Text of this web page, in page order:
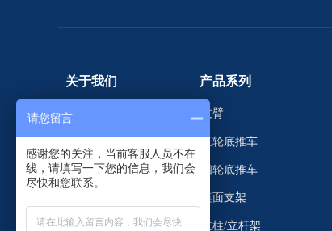
关于我们
服务支持
联系我们
关于我们 产品系列
支臂
五轮底推车
四轮底推车
桌面支架
立柱/立杆架
请您留言
感谢您的关注，当前客服人员不在
线，请填写一下您的信息，我们会
尽快和您联系。